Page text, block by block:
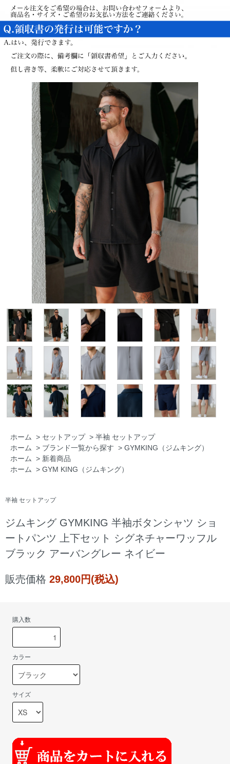
ホーム > セットアップ > 半袖 セットアップ
ホーム
> ブランド一覧から探す > GYMKING（ジムキング）
ホーム
> 新着商品
ホーム
> GYM KING（ジムキング）
半袖 セットアップ
ジムキング GYMKING 半袖ボタンシャツ ショ
ートパンツ 上下セット シグネチャーワッフル
ブラック アーバングレー ネイビー
販売価格 29,800円(税込)
購入数
カラー
サイズ